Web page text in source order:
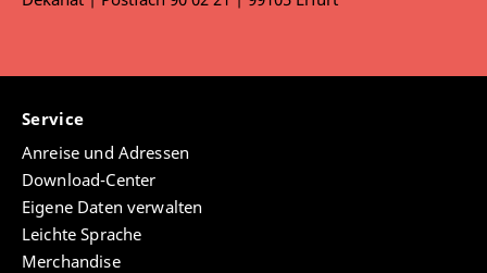
Service
Anreise und Adressen
Download-Center
Eigene Daten verwalten
Leichte Sprache
Merchandise